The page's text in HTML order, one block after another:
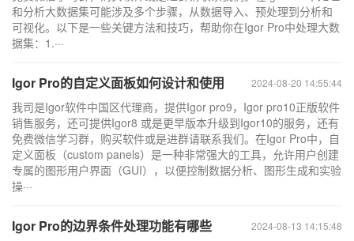
和分析大数据集可能涉及多个步骤，从数据导入、预处理到分析和
可视化。以下是一些关键方法和技巧，帮助你在Igor Pro中处理大数
据集：1.···
2024-08-20 14:55:44
Igor Pro的自定义面板如何设计和使用
我司是Igor软件中国区代理商，提供Igor pro9，Igor pro10正版软件
销售服务，还可提供Igor8 或是更早版本升级到Igor10的服务，还有
免费微信学习群，购买软件或是进群请联系我们。在Igor Pro中，自
定义面板（custom panels）是一种非常强大的工具，允许用户创建
专属的图形用户界面（GUI），以便控制数据分析、图形生成和实验
操···
2024-08-13 14:15:48
Igor Pro的边界条件处理功能有哪些